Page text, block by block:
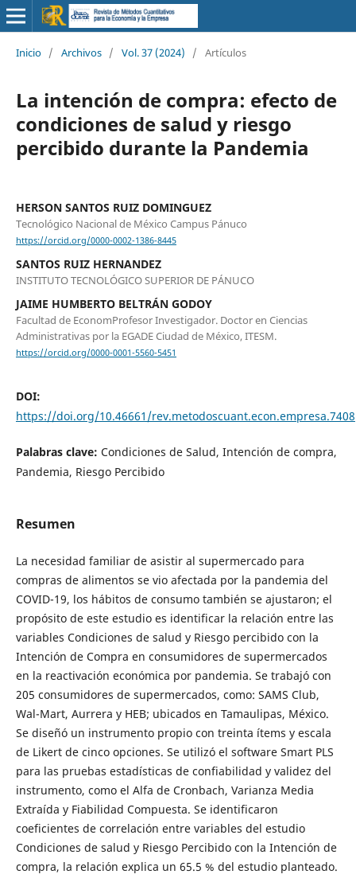
Inicio / Archivos / Vol. 37 (2024) / Artículos
La intención de compra: efecto de
condiciones de salud y riesgo
percibido durante la Pandemia
HERSON SANTOS RUIZ DOMINGUEZ
Tecnológico Nacional de México Campus Pánuco
https://orcid.org/0000-0002-1386-8445
SANTOS RUIZ HERNANDEZ
INSTITUTO TECNOLÓGICO SUPERIOR DE PÁNUCO
JAIME HUMBERTO BELTRÁN GODOY
Facultad de EconomProfesor Investigador. Doctor en Ciencias
Administrativas por la EGADE Ciudad de México, ITESM.
https://orcid.org/0000-0001-5560-5451
DOI:
https://doi.org/10.46661/rev.metodoscuant.econ.empresa.7408
Palabras clave: Condiciones de Salud, Intención de compra,
Pandemia, Riesgo Percibido
Resumen
La necesidad familiar de asistir al supermercado para
compras de alimentos se vio afectada por la pandemia del
COVID-19, los hábitos de consumo también se ajustaron; el
propósito de este estudio es identificar la relación entre las
variables Condiciones de salud y Riesgo percibido con la
Intención de Compra en consumidores de supermercados
en la reactivación económica por pandemia. Se trabajó con
205 consumidores de supermercados, como: SAMS Club,
Wal-Mart, Aurrera y HEB; ubicados en Tamaulipas, México.
Se diseñó un instrumento propio con treinta ítems y escala
de Likert de cinco opciones. Se utilizó el software Smart PLS
para las pruebas estadísticas de confiabilidad y validez del
instrumento, como el Alfa de Cronbach, Varianza Media
Extraída y Fiabilidad Compuesta. Se identificaron
coeficientes de correlación entre variables del estudio
Condiciones de salud y Riesgo Percibido con la Intención de
compra, la relación explica un 65.5 % del estudio planteado.